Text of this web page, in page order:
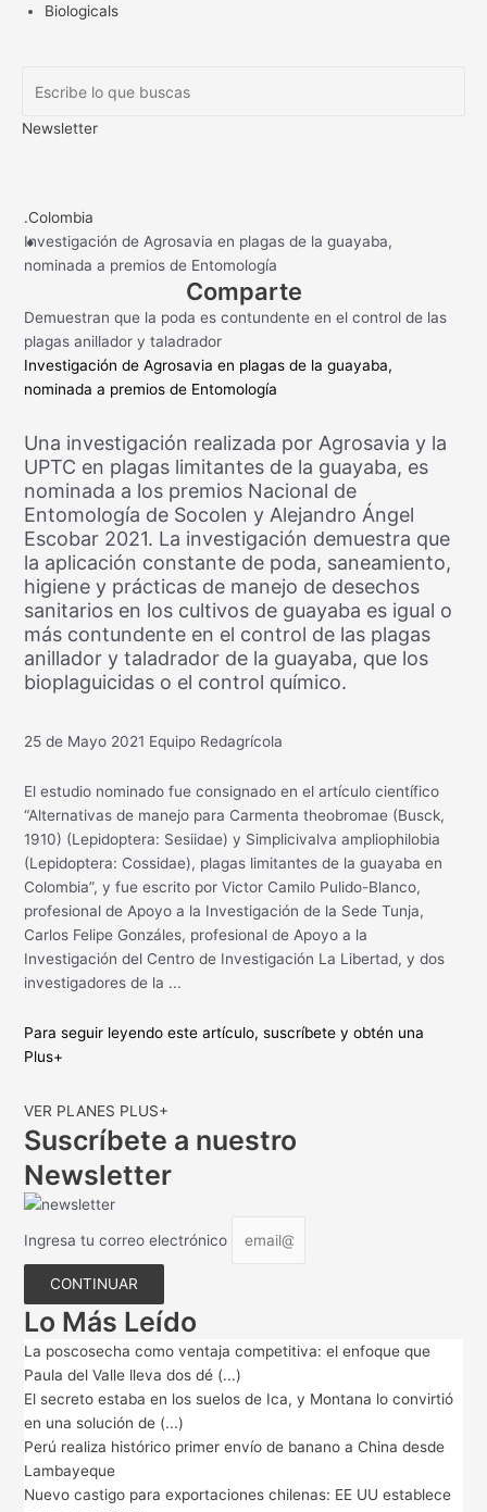
Biologicals
Newsletter
.Colombia
.
Investigación de Agrosavia en plagas de la guayaba,
nominada a premios de Entomología
Comparte
Demuestran que la poda es contundente en el control de las
plagas anillador y taladrador
Investigación de Agrosavia en plagas de la guayaba,
nominada a premios de Entomología
Una investigación realizada por Agrosavia y la
UPTC en plagas limitantes de la guayaba, es
nominada a los premios Nacional de
Entomología de Socolen y Alejandro Ángel
Escobar 2021. La investigación demuestra que
la aplicación constante de poda, saneamiento,
higiene y prácticas de manejo de desechos
sanitarios en los cultivos de guayaba es igual o
más contundente en el control de las plagas
anillador y taladrador de la guayaba, que los
bioplaguicidas o el control químico.
25 de Mayo 2021 Equipo Redagrícola
El estudio nominado fue consignado en el artículo científico
“Alternativas de manejo para Carmenta theobromae (Busck,
1910) (Lepidoptera: Sesiidae) y Simplicivalva ampliophilobia
(Lepidoptera: Cossidae), plagas limitantes de la guayaba en
Colombia”, y fue escrito por Victor Camilo Pulido-Blanco,
profesional de Apoyo a la Investigación de la Sede Tunja,
Carlos Felipe Gonzáles, profesional de Apoyo a la
Investigación del Centro de Investigación La Libertad, y dos
investigadores de la ...
Para seguir leyendo este artículo, suscríbete y obtén una
Plus+
VER PLANES PLUS+
Suscríbete a nuestro
Newsletter
Ingresa tu correo electrónico
CONTINUAR
Lo Más Leído
La poscosecha como ventaja competitiva: el enfoque que
Paula del Valle lleva dos dé (...)
El secreto estaba en los suelos de Ica, y Montana lo convirtió
en una solución de (...)
Perú realiza histórico primer envío de banano a China desde
Lambayeque
Nuevo castigo para exportaciones chilenas: EE UU establece